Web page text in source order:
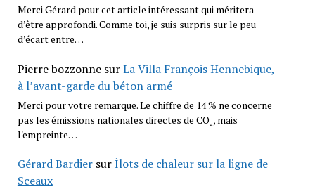
Merci Gérard pour cet article intéressant qui méritera
d’être approfondi. Comme toi, je suis surpris sur le peu
d’écart entre…
Pierre bozzonnesurLa Villa François Hennebique,
à l’avant-garde du béton armé
Merci pour votre remarque. Le chiffre de 14 % ne concerne
pas les émissions nationales directes de CO₂, mais
l'empreinte…
Gérard BardiersurÎlots de chaleur sur la ligne de
Sceaux